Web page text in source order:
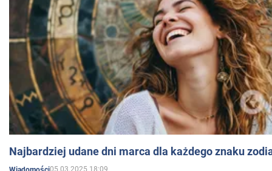
Najbardziej udane dni marca dla każdego znaku
05.03.2025 18:09